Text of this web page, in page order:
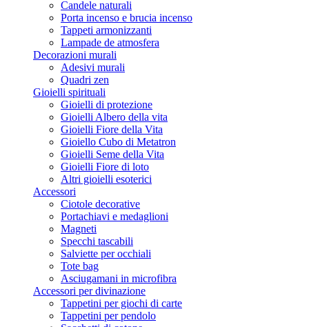
Candele naturali
Porta incenso e brucia incenso
Tappeti armonizzanti
Lampade de atmosfera
Decorazioni murali
Adesivi murali
Quadri zen
Gioielli spirituali
Gioielli di protezione
Gioielli Albero della vita
Gioielli Fiore della Vita
Gioiello Cubo di Metatron
Gioielli Seme della Vita
Gioielli Fiore di loto
Altri gioielli esoterici
Accessori
Ciotole decorative
Portachiavi e medaglioni
Magneti
Specchi tascabili
Salviette per occhiali
Tote bag
Asciugamani in microfibra
Accessori per divinazione
Tappetini per giochi di carte
Tappetini per pendolo